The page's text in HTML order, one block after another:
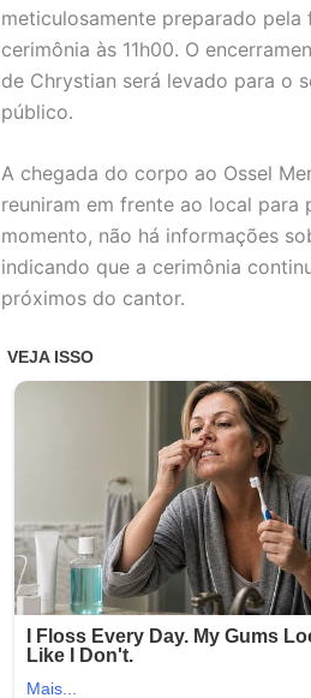
meticulosamente preparado
cerimônia às 11h00. O
de Chrystian será levado para o
público.
A chegada do corpo ao Ossel
reuniram em frente ao local para
momento, não há informações
indicando que a cerimônia
próximos do cantor.